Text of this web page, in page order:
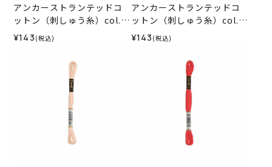
アンカーストランテッドコ
ットン（刺しゅう糸）col.1
015
¥143 (税込)
アンカーストランテッドコ
ットン（刺しゅう糸）col.1
014
¥143 (税込)